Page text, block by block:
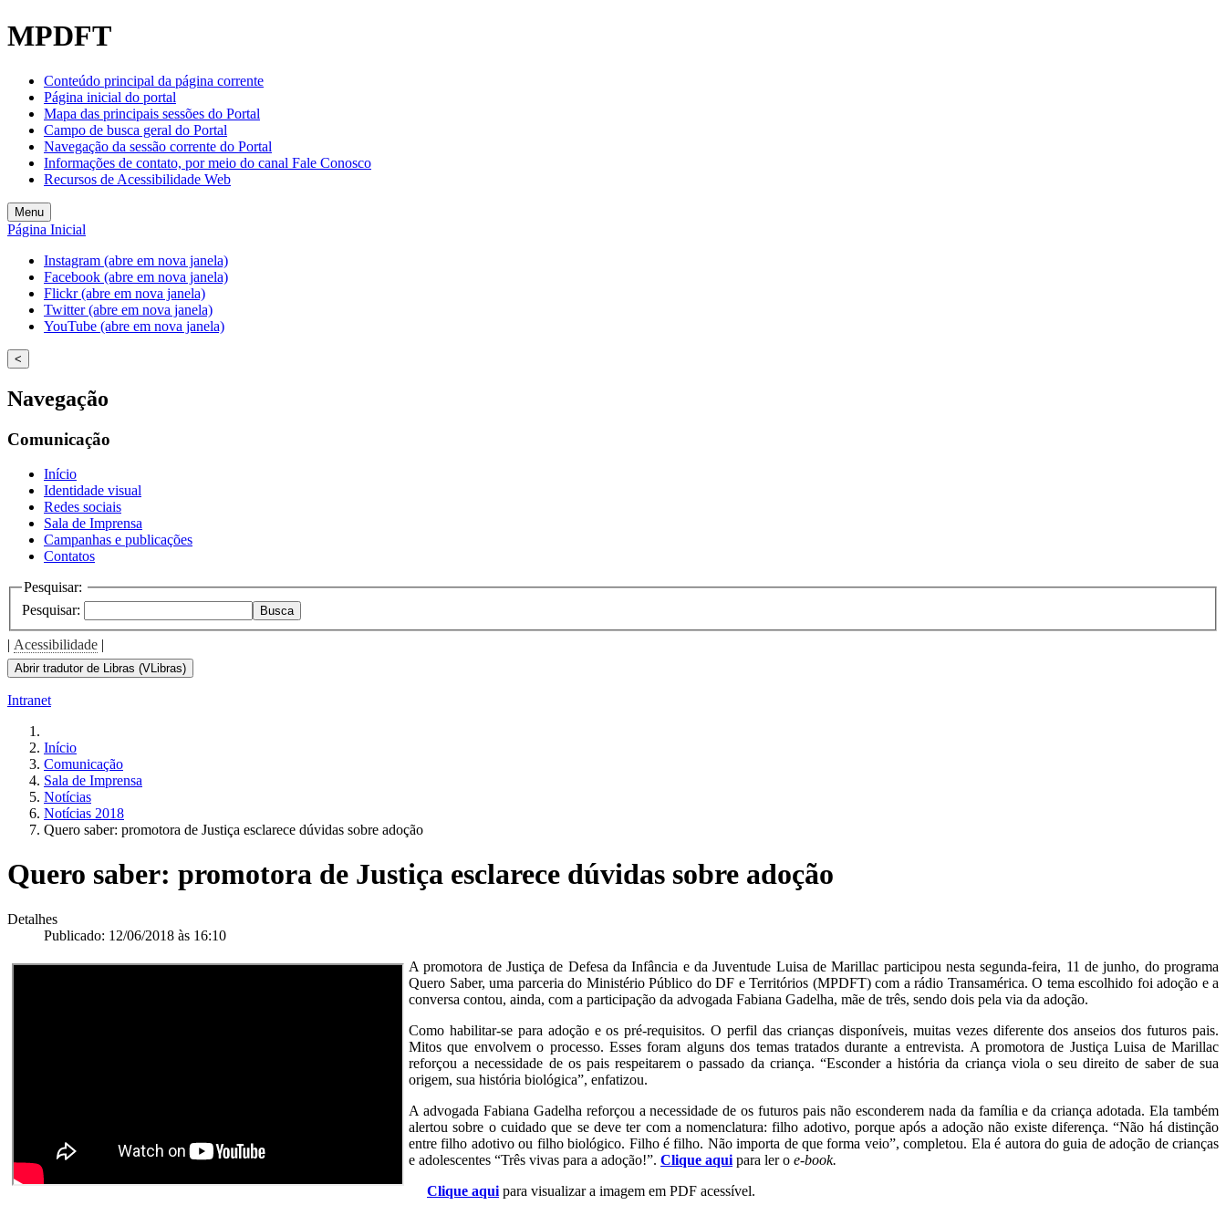
Welcome
to
One
Accessibility
screen
reader.
start
All
in
One
Accessibility
screen
reader,
press
"Ctrl
/".
This
shortcut
activates
screen
help
navigate
interact
the
content.
MPDFT
Conteúdo principal da página corrente
Página inicial do portal
Mapa das principais sessões do Portal
Campo de busca geral do Portal
Navegação da sessão corrente do Portal
Informações de contato, por meio do canal Fale Conosco
Recursos de Acessibilidade Web
Menu
Página Inicial
Instagram (abre em nova janela)
Facebook (abre em nova janela)
Flickr (abre em nova janela)
Twitter (abre em nova janela)
YouTube (abre em nova janela)
<
Navegação
Comunicação
Início
Identidade visual
Redes sociais
Sala de Imprensa
Campanhas e publicações
Contatos
Pesquisar:
Pesquisar:
Busca
| Acessibilidade |
Abrir tradutor de Libras (VLibras)
Intranet
Início
Comunicação
Sala de Imprensa
Notícias
Notícias 2018
Quero saber: promotora de Justiça esclarece dúvidas sobre adoção
Quero saber: promotora de Justiça esclarece dúvidas sobre adoção
Detalhes
Publicado: 12/06/2018 às 16:10
A promotora de Justiça de Defesa da Infância e da Juventude Luisa de Marillac participou nesta segunda-feira, 11 de junho, do programa
Quero Saber, uma parceria do Ministério Público do DF e Territórios (MPDFT) com a rádio Transamérica. O tema escolhido foi adoção e a
conversa contou, ainda, com a participação da advogada Fabiana Gadelha, mãe de três, sendo dois pela via da adoção.
Como habilitar-se para adoção e os pré-requisitos. O perfil das crianças disponíveis, muitas vezes diferente dos anseios dos futuros pais.
Mitos que envolvem o processo. Esses foram alguns dos temas tratados durante a entrevista. A promotora de Justiça Luisa de Marillac
reforçou a necessidade de os pais respeitarem o passado da criança. “Esconder a história da criança viola o seu direito de saber de sua
origem, sua história biológica”, enfatizou.
A advogada Fabiana Gadelha reforçou a necessidade de os futuros pais não esconderem nada da família e da criança adotada. Ela também
alertou sobre o cuidado que se deve ter com a nomenclatura: filho adotivo, porque após a adoção não existe diferença. “Não há distinção
entre filho adotivo ou filho biológico. Filho é filho. Não importa de que forma veio”, completou. Ela é autora do guia de adoção de crianças
e adolescentes “Três vivas para a adoção!”. Clique aqui para ler o e-book.
Clique aqui para visualizar a imagem em PDF acessível.